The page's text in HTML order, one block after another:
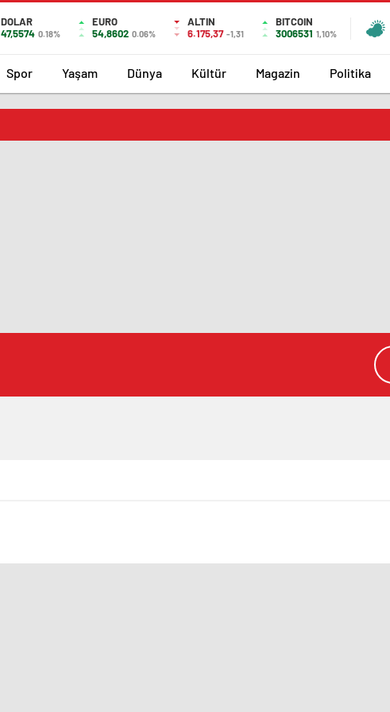
DOLAR
47,5574 0.18%
EURO
54,8602 0.06%
ALTIN
6.175,37 -1,31
BITCOIN
3006531 1,10%
Spor Yaşam Dünya Kültür Magazin Politika